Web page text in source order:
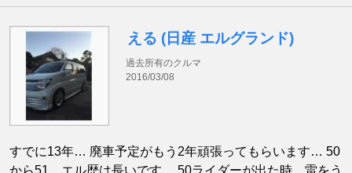
える (日産 エルグランド)
過去所有のクルマ
2016/03/08
すでに13年… 廃車予定がもう2年頑張ってもらいます… 50
から51…エル歴は長いです… 50ライダーが出た時、雷をう